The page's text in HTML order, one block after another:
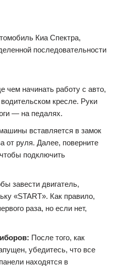
Киа Спектра,
последовательности
чем начинать работу с авто,
кресле. Руки
— на педалях.
от руля. Далее, поверните
подключить